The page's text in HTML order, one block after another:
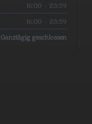
16:00 - 23:59
16:00 - 23:59
Ganztägig geschlossen